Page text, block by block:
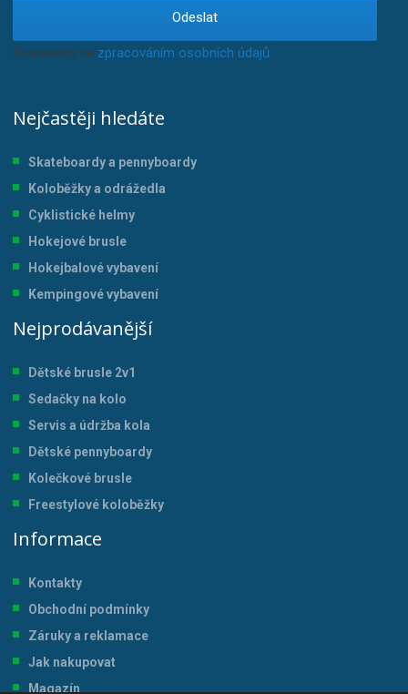
Odeslat
Souhlasím se zpracováním osobních údajů
Nejčastěji hledáte
Skateboardy a pennyboardy
Koloběžky a odrážedla
Cyklistické helmy
Hokejové brusle
Hokejbalové vybavení
Kempingové vybavení
Nejprodávanější
Dětské brusle 2v1
Sedačky na kolo
Servis a údržba kola
Dětské pennyboardy
Kolečkové brusle
Freestylové koloběžky
Informace
Kontakty
Obchodní podmínky
Záruky a reklamace
Jak nakupovat
Magazín